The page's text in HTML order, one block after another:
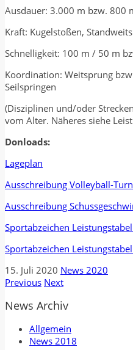
Ausdauer: 3.000 m bzw. 800
Kraft: Kugelstoßen,
Schnelligkeit: 100 m / 50 m
Koordination: Weitsprung
Seilspringen
(Disziplinen und/oder
vom Alter. Näheres siehe
Donloads:
Lageplan
Ausschreibung Volleyball-
Ausschreibung
Sportabzeichen
Sportabzeichen
15. Juli 2020 News 2020
Previous Next
News Archiv
Allgemein
News 2018